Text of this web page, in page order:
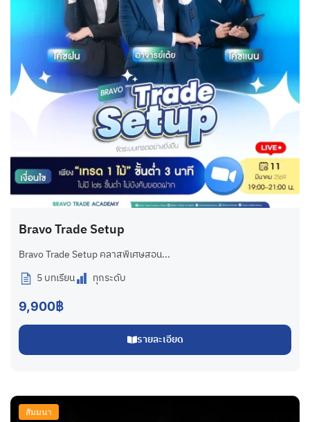
Bravo Trade Setup
Bravo Trade Setup คลาสพิเศษสอน...
5 บทเรียน
ทุกระดับ
9,900฿
รายละเอียด
สัมมนา